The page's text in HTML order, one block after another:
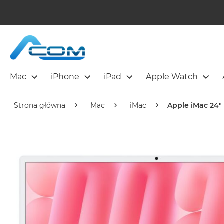
Mac iPhone iPad Apple Watch
Strona główna Mac iMac Apple iMac 24"